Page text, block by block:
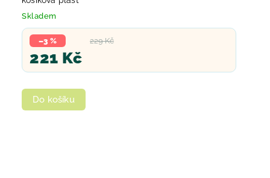
Skladem
229 Kč
–3 %
221 Kč
Do košíku